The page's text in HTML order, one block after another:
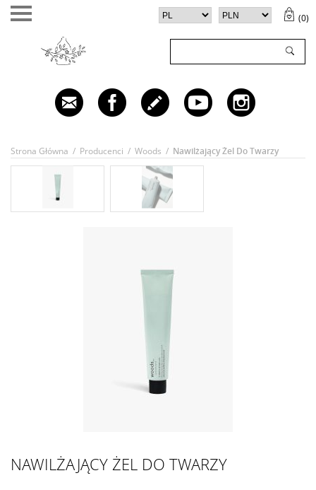
(0)
✕
TWÓJ KOSZYK (
Twój koszyk jest pusty
Strona Główna / Producenci / Woods / Nawilżający Żel Do Twarzy
NAWILŻAJĄCY ŻEL DO TWARZY